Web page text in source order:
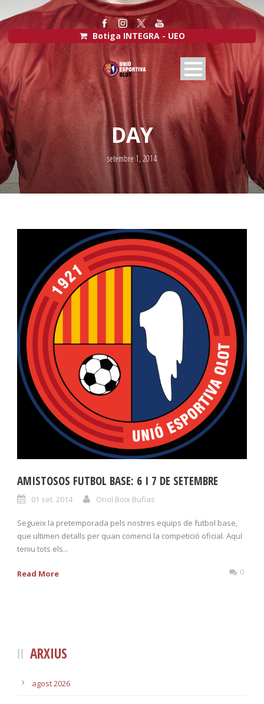
Botiga INTEGRA - UEO
DAY
setembre 1, 2014
AMISTOSOS FUTBOL BASE: 6 I 7 DE SETEMBRE
01 set. 2014 Oriol Boix Bufias
Segueix la pretemporada pels nostres equips de futbol base,
que ultimen detalls per quan comenci la competició oficial. Aquí
teniu tots els...
Read More 0
ARXIUS
agost 2026